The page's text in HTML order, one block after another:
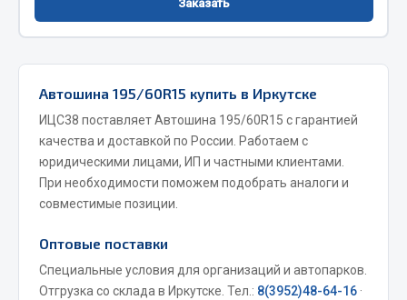
Угольники
Фитинги
Весь раздел
Инструмент
Заказать
Автошина 195/60R15 купить в Иркутске
ИЦС38 поставляет Автошина 195/60R15 с гарантией
качества и доставкой по России. Работаем с
юридическими лицами, ИП и частными клиентами.
При необходимости поможем подобрать аналоги и
совместимые позиции.
Оптовые поставки
Специальные условия для организаций и автопарков.
Отгрузка со склада в Иркутске. Тел.: 8(3952)48-64-16 ·